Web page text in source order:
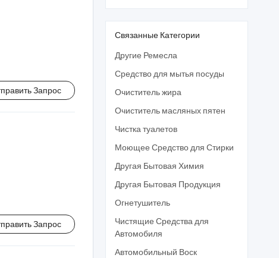
Запрос
Запрос
Связанные Категории
Другие Ремесла
Средство для мытья посуды
Очиститель жира
Очиститель масляных пятен
Чистка туалетов
Моющее Средство для Стирки
Другая Бытовая Химия
Другая Бытовая Продукция
Огнетушитель
Чистящие Средства для
Автомобиля
Автомобильный Воск